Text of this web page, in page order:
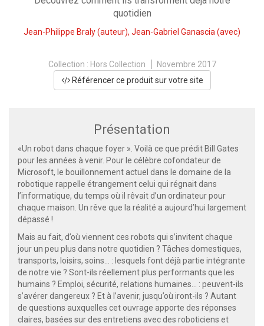
quotidien
Jean-Philippe Braly(auteur), Jean-Gabriel Ganascia(avec)
Collection : Hors Collection
Novembre 2017
Référencer ce produit sur votre site
Présentation
«Un robot dans chaque foyer ». Voilà ce que prédit Bill Gates
pour les années à venir. Pour le célèbre cofondateur de
Microsoft, le bouillonnement actuel dans le domaine de la
robotique rappelle étrangement celui qui régnait dans
l’informatique, du temps où il rêvait d’un ordinateur pour
chaque maison. Un rêve que la réalité a aujourd’hui largement
dépassé !
Mais au fait, d’où viennent ces robots qui s’invitent chaque
jour un peu plus dans notre quotidien ? Tâches domestiques,
transports, loisirs, soins... : lesquels font déjà partie intégrante
de notre vie ? Sont-ils réellement plus performants que les
humains ? Emploi, sécurité, relations humaines... : peuvent-ils
s’avérer dangereux ? Et à l’avenir, jusqu’où iront-ils ? Autant
de questions auxquelles cet ouvrage apporte des réponses
claires, basées sur des entretiens avec des roboticiens et